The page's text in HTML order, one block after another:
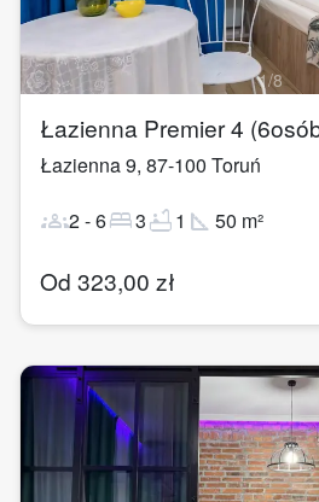
1/8
Łazienna Premier 4
Łazienna 9, 87-100 Toruń
groups2-6bed3bathtub1 square_foot 50 m²
Od 323,00 zł